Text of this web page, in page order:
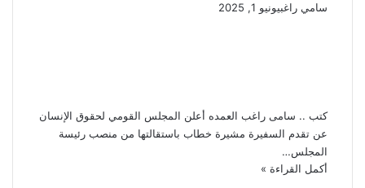
سامي راغبيونيو 1, 2025
كتب .. سامى راغب العمده أعلن المجلس القومي لحقوق الإنسان
عن تقدم السفيرة مشيرة خطاب باستقالتها من منصب رئيسة
المجلس…
أكمل القراءة »